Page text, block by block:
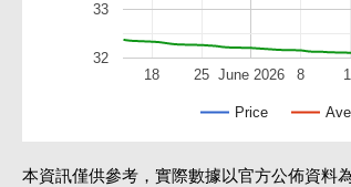
Price
June 2026
18 25 8
32
33
本資訊僅供參考，實際數據以官方公佈資料